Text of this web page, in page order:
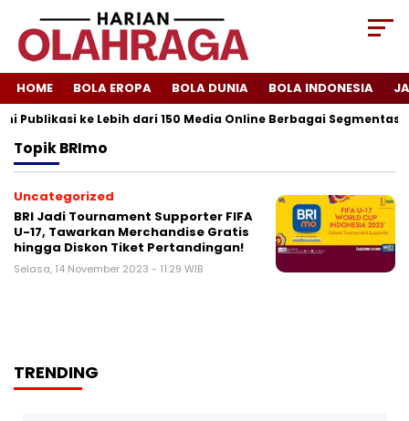
HOME BOLA EROPA BOLA DUNIA BOLA INDONESIA
Publikasi ke Lebih dari 150 Media Online Berbagai Segmentasi
TopikBRImo
Uncategorized
BRI Jadi Tournament Supporter FIFA
U-17, Tawarkan Merchandise Gratis
hingga Diskon Tiket Pertandingan!
Selasa, 14 November 2023 - 11:29 WIB
TRENDING